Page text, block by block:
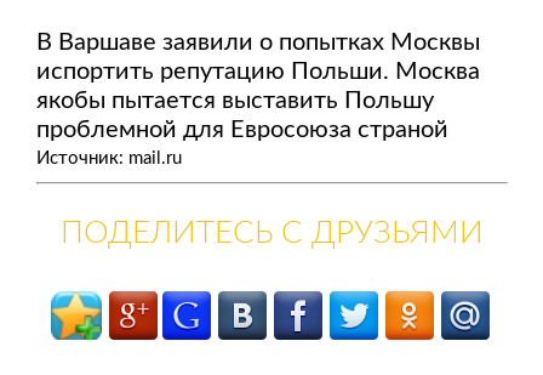
В Варшаве заявили о попытках Москвы
испортить репутацию Польши. Москва
якобы пытается выставить Польшу
проблемной для Евросоюза страной
Источник: mail.ru
ПОДЕЛИТЕСЬ С ДРУЗЬЯМИ